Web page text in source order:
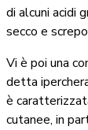
di alcuni acidi
secco e
Vi è poi una
detta
è
cutanee, in